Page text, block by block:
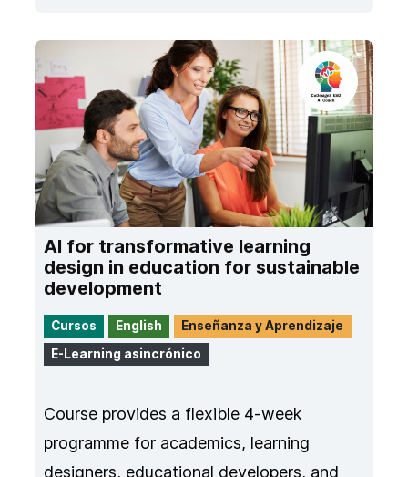
AI for transformative learning
design in education for sustainable
development
Cursos English
Enseñanza y Aprendizaje
E-Learning asincrónico
Course provides a flexible 4-week
programme for academics, learning
designers, educational developers, and